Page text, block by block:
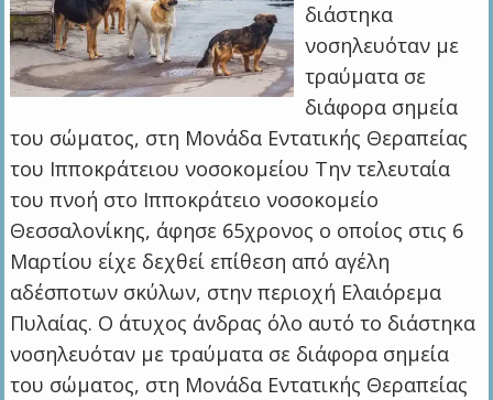
διάστηκα
νοσηλευόταν με
τραύματα σε
διάφορα σημεία
του σώματος, στη Mονάδα Eντατικής Θεραπείας
του Ιπποκράτειου νοσοκομείου Την τελευταία
του πνοή στο Ιπποκράτειο νοσοκομείο
Θεσσαλονίκης, άφησε 65χρονος ο οποίος στις 6
Μαρτίου είχε δεχθεί επίθεση από αγέλη
αδέσποτων σκύλων, στην περιοχή Ελαιόρεμα
Πυλαίας. Ο άτυχος άνδρας όλο αυτό το διάστηκα
νοσηλευόταν με τραύματα σε διάφορα σημεία
του σώματος, στη Mονάδα Eντατικής Θεραπείας